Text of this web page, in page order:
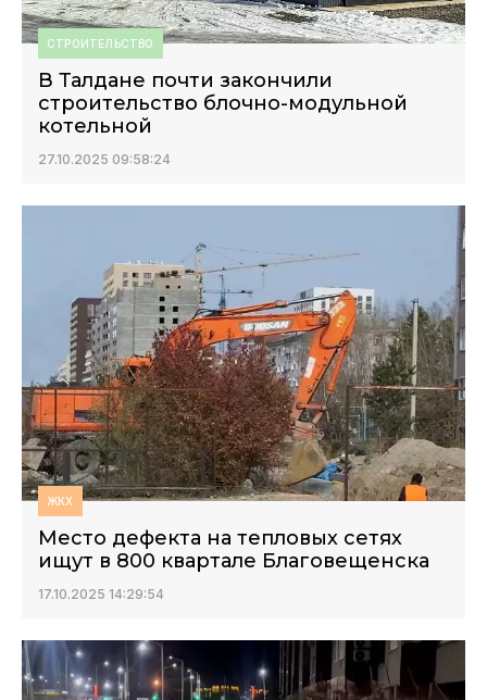
СТРОИТЕЛЬСТВО
В Талдане почти закончили
строительство блочно-модульной
котельной
27.10.2025 09:58:24
ЖКХ
Место дефекта на тепловых сетях
ищут в 800 квартале Благовещенска
17.10.2025 14:29:54